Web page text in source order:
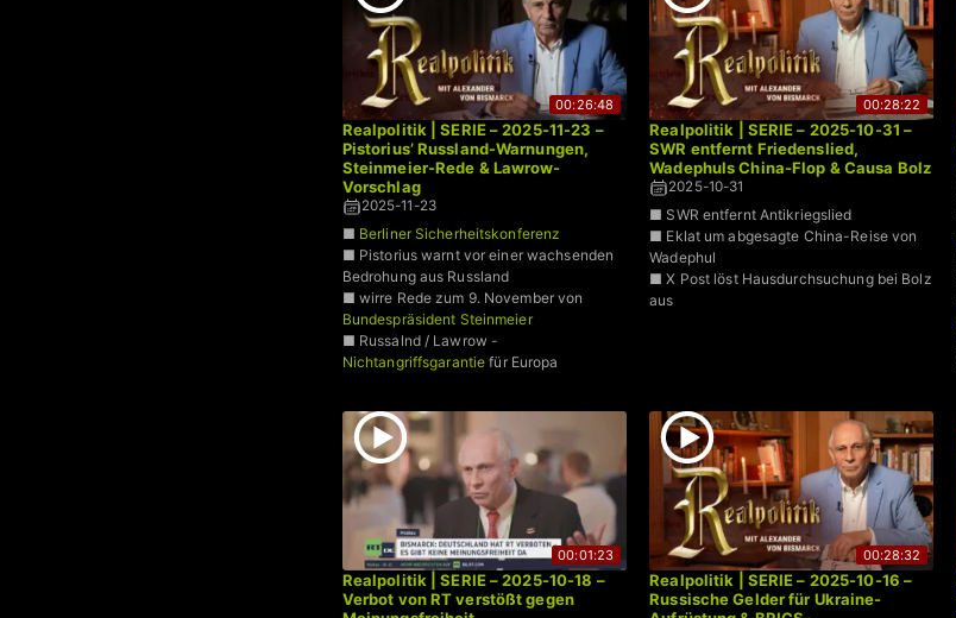
00:26:48
Realpolitik | SERIE – 2025-11-23 –
Pistorius’ Russland-Warnungen,
Steinmeier-Rede & Lawrow-
Vorschlag
2025-11-23
■ Berliner Sicherheitskonferenz
■ Pistorius warnt vor einer wachsenden
Bedrohung aus Russland
■ wirre Rede zum 9. November von
Bundespräsident Steinmeier
■ Russalnd / Lawrow -
Nichtangriffsgarantie für Europa
00:28:22
Realpolitik | SERIE – 2025-10-31 –
SWR entfernt Friedenslied,
Wadephuls China-Flop & Causa Bolz
2025-10-31
■ SWR entfernt Antikriegslied
■ Eklat um abgesagte China-Reise von
Wadephul
■ X Post löst Hausdurchsuchung bei Bolz
aus
00:01:23
Realpolitik | SERIE – 2025-10-18 –
Verbot von RT verstößt gegen
00:28:32
Realpolitik | SERIE – 2025-10-16 –
Russische Gelder für Ukraine-